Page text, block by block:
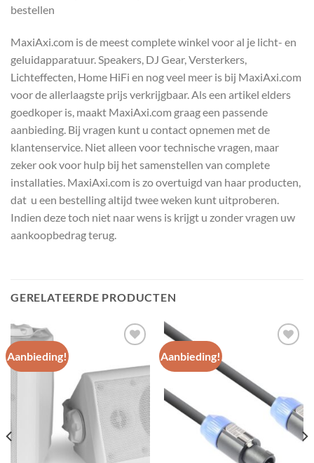
bestellen
MaxiAxi.com is de meest complete winkel voor al je licht- en
geluidapparatuur. Speakers, DJ Gear, Versterkers,
Lichteffecten, Home HiFi en nog veel meer is bij MaxiAxi.com
voor de allerlaagste prijs verkrijgbaar. Als een artikel elders
goedkoper is, maakt MaxiAxi.com graag een passende
aanbieding. Bij vragen kunt u contact opnemen met de
klantenservice. Niet alleen voor technische vragen, maar
zeker ook voor hulp bij het samenstellen van complete
installaties. MaxiAxi.com is zo overtuigd van haar producten,
dat u een bestelling altijd twee weken kunt uitproberen.
Indien deze toch niet naar wens is krijgt u zonder vragen uw
aankoopbedrag terug.
GERELATEERDE PRODUCTEN
Aanbieding!
Toevoegen
aan
wenslijst
Aanbieding!
wenslijst